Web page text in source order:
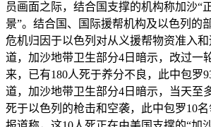
员画面之际，结合国支撑的机构称加沙“
景”。结合国、国际援帮机构及以色列的
危机归因于以色列对从义援帮物资准入
道，加沙地带卫生部分4日暗示，改过一
来，已有180人死于养分不良，此中包罗
道，加沙地带卫生部分4日暗示，当天至
死于以色列的枪击和空袭，此中包罗10名